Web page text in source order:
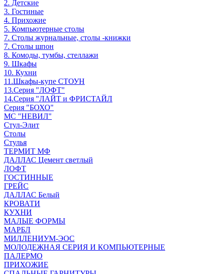
2. Детские
3. Гостиные
4. Прихожие
5. Компьютерные столы
7. Столы журнальные, столы -книжки
7. Столы шпон
8. Комоды, тумбы, стеллажи
9. Шкафы
10. Кухни
11.Шкафы-купе СТОУН
13.Серия "ЛОФТ"
14.Серия "ЛАЙТ и ФРИСТАЙЛ
Серия "БОХО"
МС "НЕВИЛ"
Стул-Элит
Столы
Стулья
ТЕРМИТ МФ
ДАЛЛАС Цемент светлый
ЛОФТ
ГОСТИННЫЕ
ГРЕЙС
ДАЛЛАС Белый
КРОВАТИ
КУХНИ
МАЛЫЕ ФОРМЫ
МАРБЛ
МИЛЛЕНИУМ-ЭОС
МОЛОДЕЖНАЯ СЕРИЯ И КОМПЬЮТЕРНЫЕ
ПАЛЕРМО
ПРИХОЖИЕ